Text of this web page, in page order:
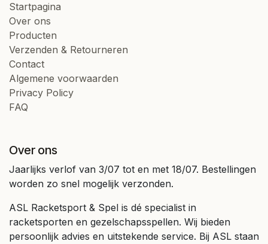
Startpagina
Over ons
Producten
Verzenden & Retourneren
Contact
Algemene voorwaarden
Privacy Policy
FAQ
Over ons
Jaarlijks verlof van 3/07 tot en met 18/07. Bestellingen
worden zo snel mogelijk verzonden.
ASL Racketsport & Spel is dé specialist in
racketsporten en gezelschapsspellen. Wij bieden
persoonlijk advies en uitstekende service. Bij ASL staan